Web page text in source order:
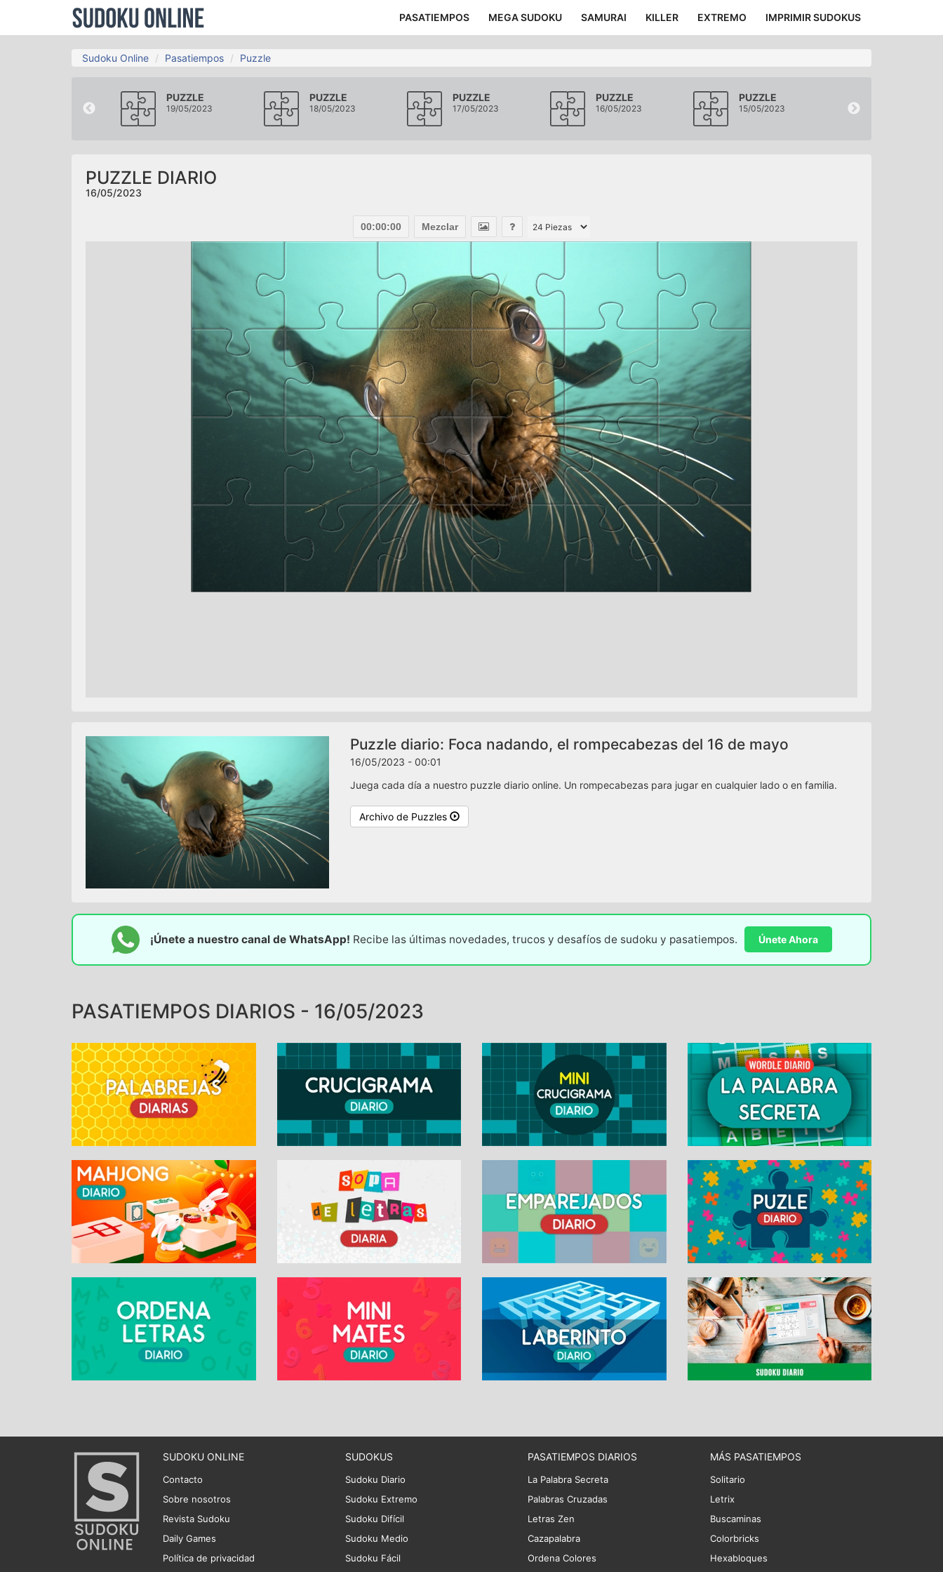
PASATIEMPOS MEGA SUDOKU SAMURAI KILLER EXTREMO IMPRIMIR SUDOKUS
Sudoku Online Pasatiempos Puzzle
PUZZLE
19/05/2023
PUZZLE
18/05/2023
PUZZLE
17/05/2023
PUZZLE
16/05/2023
PUZZLE
15/05/2023
PUZZLE DIARIO
16/05/2023
00:00:00 Mezclar
Puzzle diario: Foca nadando, el rompecabezas del 16 de mayo
16/05/2023 - 00:01
Juega cada día a nuestro puzzle diario online. Un rompecabezas para jugar en cualquier lado o en familia.
Archivo de Puzzles
¡Únete a nuestro canal de WhatsApp! Recibe las últimas novedades, trucos y desafíos de sudoku y pasatiempos. Únete Ahora
PASATIEMPOS DIARIOS - 16/05/2023
SUDOKU ONLINE
Contacto
Sobre nosotros
Revista Sudoku
Daily Games
Política de privacidad
SUDOKUS
Sudoku Diario
Sudoku Extremo
Sudoku Difícil
Sudoku Medio
Sudoku Fácil
PASATIEMPOS DIARIOS
La Palabra Secreta
Palabras Cruzadas
Letras Zen
Cazapalabra
Ordena Colores
MÁS PASATIEMPOS
Solitario
Letrix
Buscaminas
Colorbricks
Hexabloques